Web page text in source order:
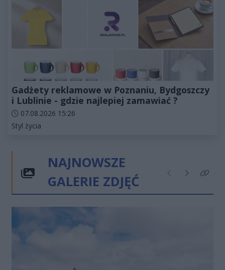
Gadżety reklamowe w Poznaniu, Bydgoszczy
i Lublinie - gdzie najlepiej zamawiać ?
Data dodania artykułu:
07.08.2026 15:26
Kategorie artykułu:
Styl życia
NAJNOWSZE
GALERIE ZDJĘĆ
Poprzednie
NastępneKliknij